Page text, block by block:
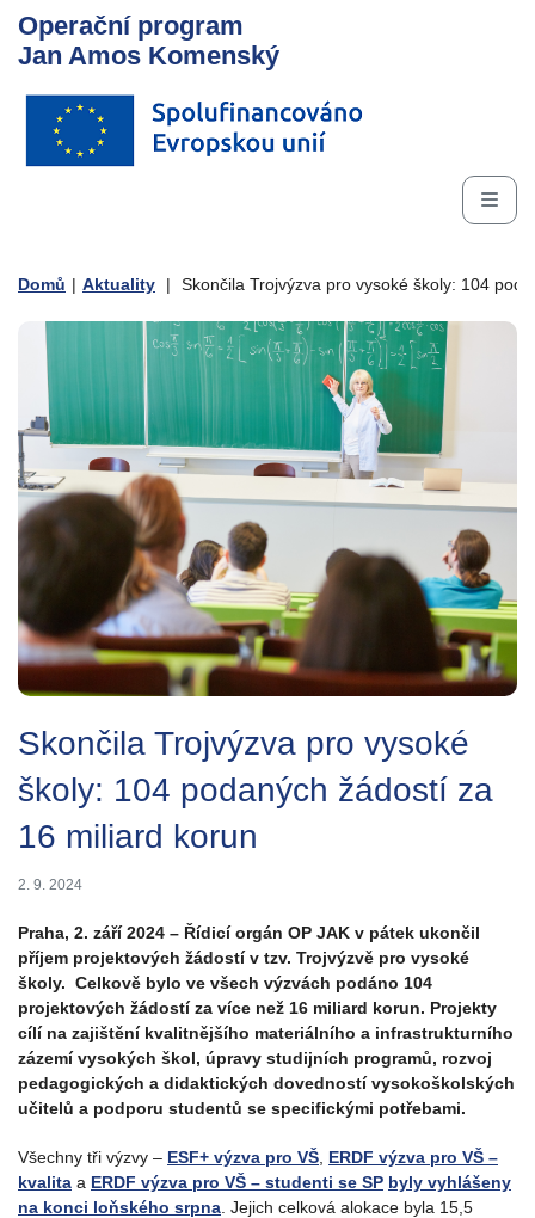
Operační program
Jan Amos Komenský
Domů | Aktuality | Skončila Trojvýzva pro vysoké školy: 104
Skončila Trojvýzva pro vysoké
školy: 104 podaných žádostí za
16 miliard korun
2. 9. 2024
Praha, 2. září 2024 – Řídicí orgán OP JAK v pátek ukončil
příjem projektových žádostí v tzv. Trojvýzvě pro vysoké
školy. Celkově bylo ve všech výzvách podáno 104
projektových žádostí za více než 16 miliard korun. Projekty
cílí na zajištění kvalitnějšího materiálního a infrastrukturního
zázemí vysokých škol, úpravy studijních programů, rozvoj
pedagogických a didaktických dovedností vysokoškolských
učitelů a podporu studentů se specifickými potřebami.
Všechny tři výzvy – ESF+ výzva pro VŠ ERDF výzva pro VŠ –
kvalita a ERDF výzva pro VŠ – studenti se SP byly vyhlášeny
na konci loňského srpna . Jejich celková alokace byla 15,5